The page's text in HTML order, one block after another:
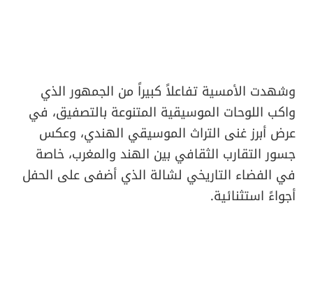
وشهدت الأمسية تفاعلاً كبيراً من الجمهور الذي
واكب اللوحات الموسيقية المتنوعة بالتصفيق، في
عرض أبرز غنى التراث الموسيقي الهندي، وعكس
جسور التقارب الثقافي بين الهند والمغرب، خاصة
في الفضاء التاريخي لشالة الذي أضفى على الحفل
أجواءً استثنائية.